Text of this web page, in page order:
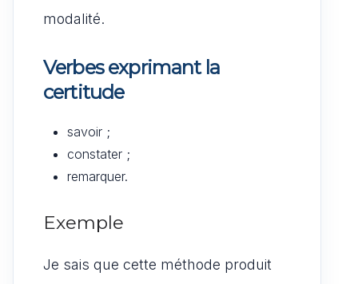
modalité.
Verbes exprimant la
certitude
savoir ;
constater ;
remarquer.
Exemple
Je sais que cette méthode produit